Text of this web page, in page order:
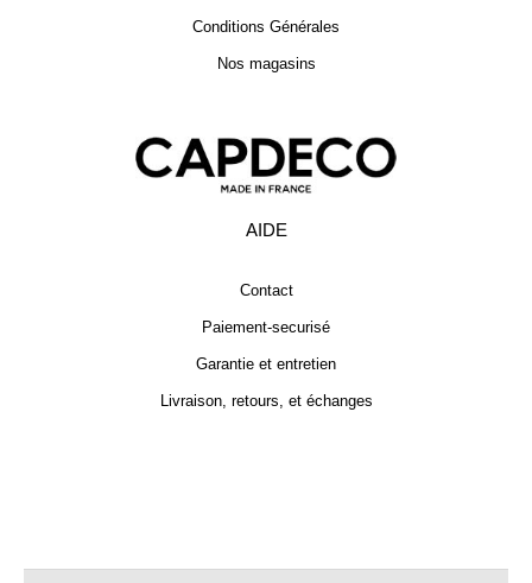
Conditions Générales
Nos magasins
AIDE
Contact
Paiement-securisé
Garantie et entretien
Livraison, retours, et échanges